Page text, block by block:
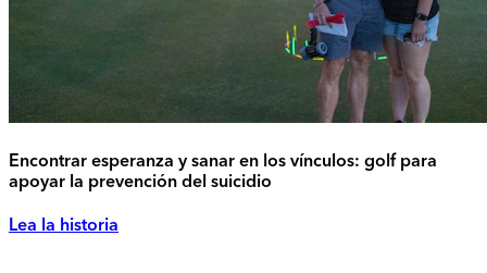
Encontrar esperanza y sanar en los vínculos: golf para
apoyar la prevención del suicidio
Lea la historia